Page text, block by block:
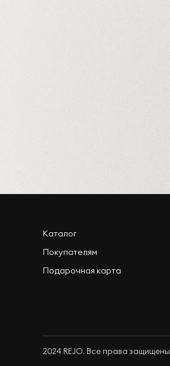
Каталог
Покупателям
Подарочная карта
2024 REJO. Все права защищены